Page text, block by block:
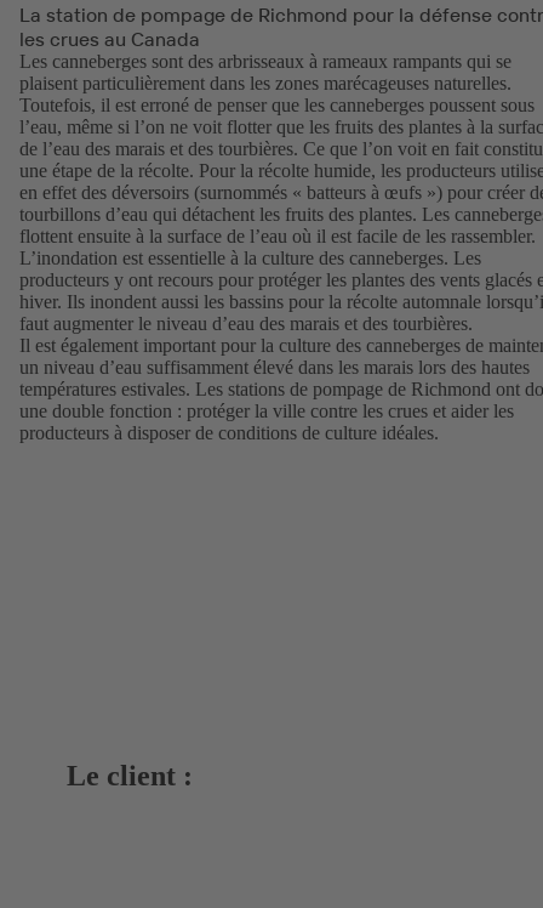
La station de pompage de Richmond pour la défense
les crues au Canada
Les canneberges sont des arbrisseaux à rameaux rampants qui se
plaisent particulièrement dans les zones marécageuses naturelles.
Toutefois, il est erroné de penser que les canneberges poussent sous
l’eau, même si l’on ne voit flotter que les fruits des plantes à la
de l’eau des marais et des tourbières. Ce que l’on voit en fait
une étape de la récolte. Pour la récolte humide, les producteurs
en effet des déversoirs (surnommés « batteurs à œufs ») pour créer
tourbillons d’eau qui détachent les fruits des plantes. Les
flottent ensuite à la surface de l’eau où il est facile de les rassembler.
L’inondation est essentielle à la culture des canneberges. Les
producteurs y ont recours pour protéger les plantes des vents glacés
hiver. Ils inondent aussi les bassins pour la récolte automnale
faut augmenter le niveau d’eau des marais et des tourbières.
Il est également important pour la culture des canneberges de
un niveau d’eau suffisamment élevé dans les marais lors des hautes
températures estivales. Les stations de pompage de Richmond ont
une double fonction : protéger la ville contre les crues et aider les
producteurs à disposer de conditions de culture idéales.
Le client :